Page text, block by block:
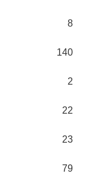
8
140
2
22
23
79